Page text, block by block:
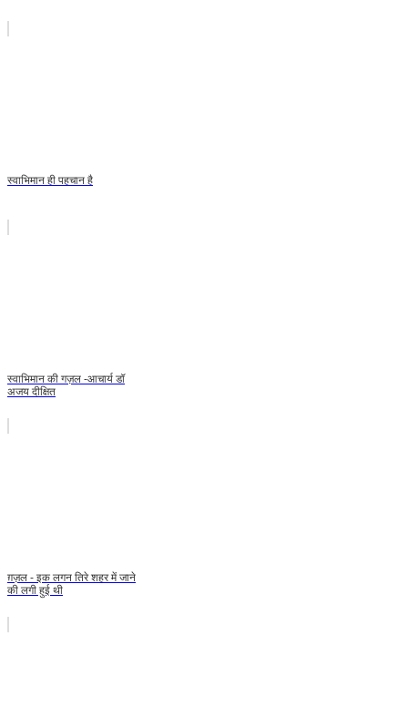
स्वाभिमान ही पहचान है
स्वाभिमान की गज़ल -आचार्य डॉ
अजय दीक्षित
ग़ज़ल - इक लगन तिरे शहर में जाने
की लगी हुई थी